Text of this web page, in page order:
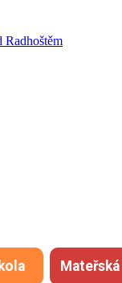
Radhoštěm